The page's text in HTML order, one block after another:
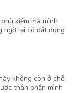
kiếm mà mình
ngờ lại có đất dụng
không còn ở chỗ
thân phận mình